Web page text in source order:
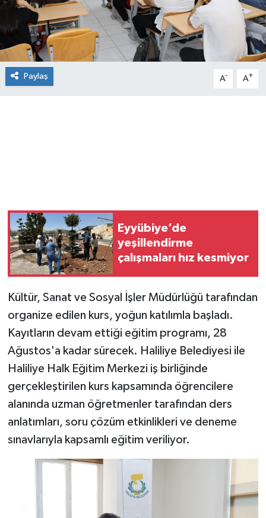
Paylaş A- A+
Eyyübiye’de
yeşillendirme
çalışmaları hız kesmiyor
Kültür, Sanat ve Sosyal İşler Müdürlüğü tarafından
organize edilen kurs, yoğun katılımla başladı.
Kayıtların devam ettiği eğitim programı, 28
Ağustos'a kadar sürecek. Haliliye Belediyesi ile
Haliliye Halk Eğitim Merkezi iş birliğinde
gerçekleştirilen kurs kapsamında öğrencilere
alanında uzman öğretmenler tarafından ders
anlatımları, soru çözüm etkinlikleri ve deneme
sınavlarıyla kapsamlı eğitim veriliyor.